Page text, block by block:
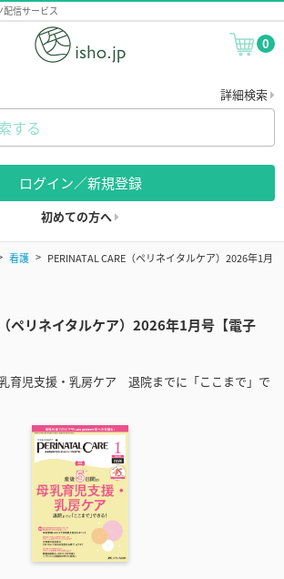
配信サービス
0
詳細検索
ログイン／新規登録
初めての方へ
看護
PERINATAL CARE（ペリネイタルケア）2026年1月
ペリネイタルケア）2026年1月号【電子
育児支援・乳房ケア 退院までに「ここまで」で